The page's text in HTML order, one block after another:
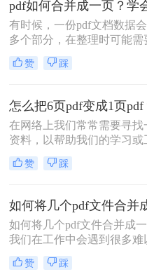
有时候，一份pdf文档数据
多个部分，在整理时可能需
文件合并在一起，那么如何
文件合并为一个呢？小编今
法，教你怎么快速pdf合并。
看吧。
赞 踩
在网络上我们常常需要寻找
资料，以帮助我们的学习或
而，发现大部分从网上下载
PDF格式。要是我们一个一
浪费了我们的宝贵时间。所
可以结合多个PDF文件来提
阅读和学习效率！因此，今
和大家分享小编常用的怎么
变成1页pdf操作的方法，希
pdf合并的朋友有所帮助！
赞 踩
如何将几个pdf文件合并成一
我们在工作中会遇到很多难
文件，比如PDF文件，特别
PDF文件合并成一个PDF文
赞 踩